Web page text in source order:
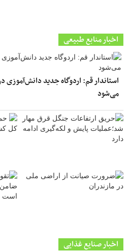
اخبار منابع طبیعی
استاندار قم: اردوگاه جدید
می‌شود
اخبار صنایع غذایی